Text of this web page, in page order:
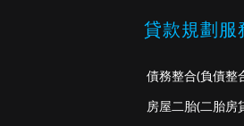
貸款規劃服
債務整合(負債整
房屋二胎(二胎房